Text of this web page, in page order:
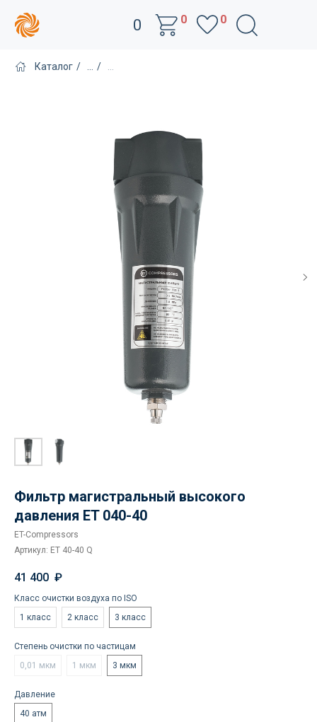
0
Каталог / /
Фильтр магистральный высокого
давления ET 040-40
ET-Compressors
Артикул: ET 40-40 Q
41 400 ₽
Класс очистки воздуха по ISO
1 класс
2 класс 3 класс
Степень очистки по частицам
0,01 мкм
1 мкм 3 мкм
Давление
40 атм